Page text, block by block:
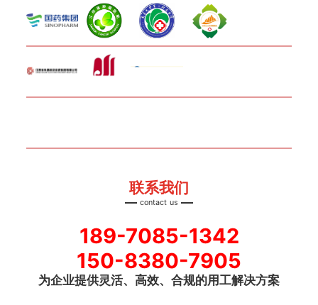
联系我们
contact us
189-7085-1342
150-8380-7905
为企业提供灵活、高效、合规的用工解决方案